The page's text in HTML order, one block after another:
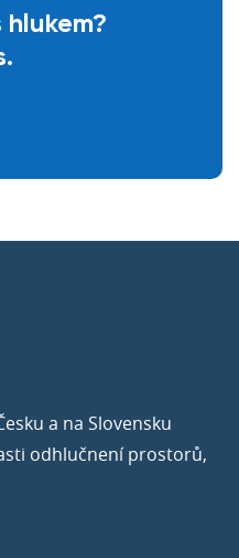
a na Slovensku
odhlučnení prostorů,